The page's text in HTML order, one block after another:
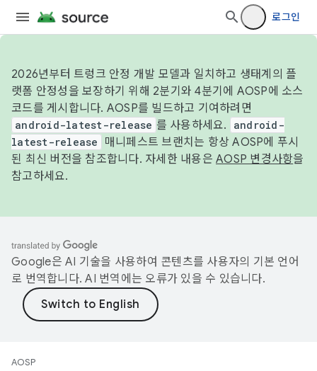
로그인
2026년부터 트렁크 안정 개발 모델과 일치하고 생태계의 플
랫폼 안정성을 보장하기 위해 2분기와 4분기에 AOSP에 소스
코드를 게시합니다. AOSP를 빌드하고 기여하려면
android-latest-release 를 사용하세요.
android-
latest-release
매니페스트 브랜치는 항상 AOSP에 푸시
된 최신 버전을 참조합니다. 자세한 내용은 AOSP 변경사항을
참고하세요.
Google은 AI 기술을 사용하여 콘텐츠를 사용자의 기본 언어
로 번역합니다. AI 번역에는 오류가 있을 수 있습니다.
AOSP